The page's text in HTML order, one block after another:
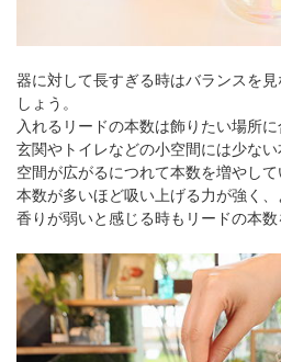
器に対して長すぎる時はバランスを
しょう。
入れるリードの本数は飾りたい場所に
玄関やトイレなどの小空間には少ない
空間が広がるにつれて本数を増やして
本数が多いほど吸い上げる力が強く、
香りが弱いと感じる時もリードの本数